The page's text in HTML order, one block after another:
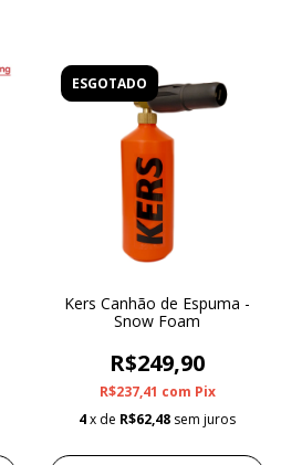
ESGOTADO
Kers Canhão de Espuma -
Snow Foam
R$249,90
R$237,41 com Pix
4x de R$62,48 sem juros